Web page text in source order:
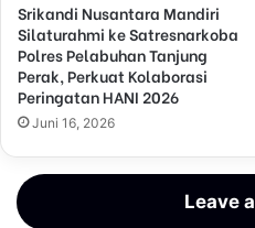
Srikandi Nusantara Mandiri
Silaturahmi ke Satresnarkoba
Polres Pelabuhan Tanjung
Perak, Perkuat Kolaborasi
Peringatan HANI 2026
Juni 16, 2026
Leave